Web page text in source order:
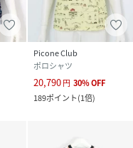
Picone Club
ポロシャツ
20,790円 30%OFF
189ポイント(1倍)